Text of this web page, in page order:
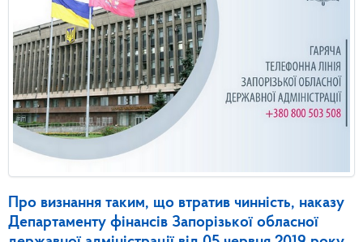
Про визнання таким, що втратив чинність, наказу
Департаменту фінансів Запорізької обласної